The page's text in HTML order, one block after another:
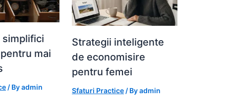
simplifici
mai
/ Byadmin
Strategii inteligente
de economisire
pentru femei
Sfaturi Practice / Byadmin